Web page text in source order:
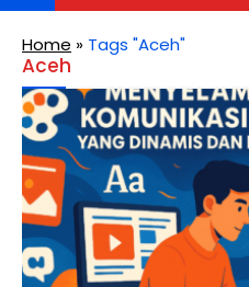
Home » Tags "Aceh"
Aceh